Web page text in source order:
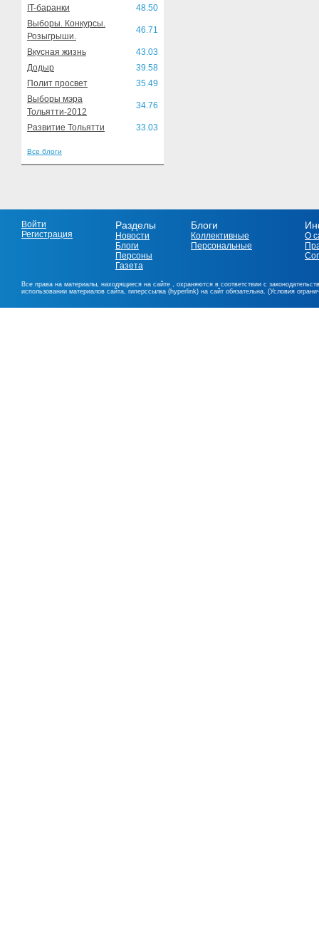
IT-баранки
48.50
Выборы. Конкурсы.
Розыгрыши.
46.71
Вкусная жизнь
43.03
Додыр
39.58
Полит просвет
35.49
Выборы мэра
Тольятти-2012
34.76
Развитие Тольятти 33.03
Все блоги
Войти
Регистрация
Разделы
Новости
Блоги
Персоны
Газета
Блоги
Коллективные
Персональные
О
Все права на материалы, находящиеся на сайте , охраняются в соответствии с
использовании материалов сайта, гиперссылка (hyperlink) на сайт обязательна. (Условия